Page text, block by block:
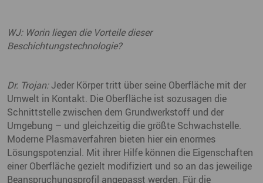
WJ: Worin liegen die Vorteile dieser
Beschichtungstechnologie?
Dr. Trojan:Jeder Körper tritt über seine Oberfläche mit der
Umwelt in Kontakt. Die Oberfläche ist sozusagen die
Schnittstelle zwischen dem Grundwerkstoff und der
Umgebung – und gleichzeitig die größte Schwachstelle.
Moderne Plasmaverfahren bieten hier ein enormes
Lösungspotenzial. Mit ihrer Hilfe können die Eigenschaften
einer Oberfläche gezielt modifiziert und so an das jeweilige
Beanspruchungsprofil angepasst werden. Für die